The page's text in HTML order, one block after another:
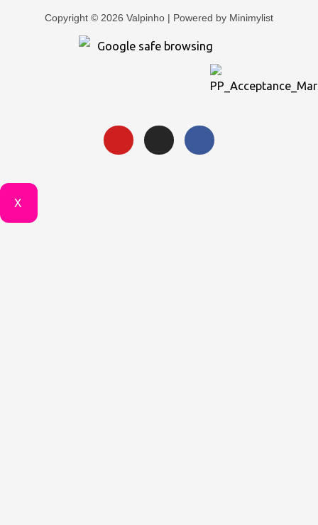
Copyright © 2026 Valpinho | Powered by Minimylist
X